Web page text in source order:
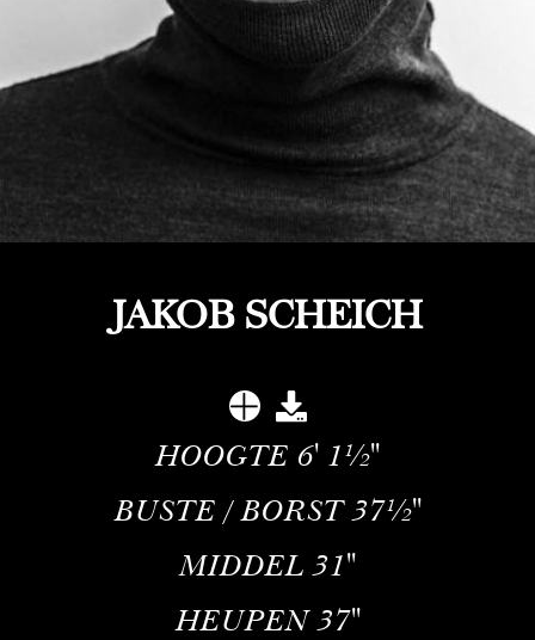
JAKOB SCHEICH
HOOGTE 6' 1½''
BUSTE / BORST 37½''
MIDDEL 31''
HEUPEN 37''